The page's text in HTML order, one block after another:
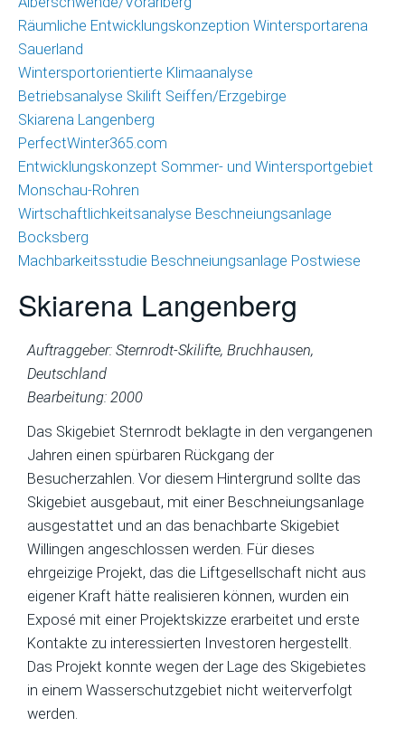
Räumliche Entwicklungskonzeption Wintersportarena
Sauerland
Wintersportorientierte Klimaanalyse
Betriebsanalyse Skilift Seiffen/Erzgebirge
Skiarena Langenberg
PerfectWinter365.com
Entwicklungskonzept Sommer- und Wintersportgebiet
Monschau-Rohren
Wirtschaftlichkeitsanalyse Beschneiungsanlage
Bocksberg
Machbarkeitsstudie Beschneiungsanlage Postwiese
Skiarena Langenberg
Auftraggeber: Sternrodt-Skilifte, Bruchhausen,
Deutschland
Bearbeitung: 2000
Das Skigebiet Sternrodt beklagte in den vergangenen
Jahren einen spürbaren Rückgang der
Besucherzahlen. Vor diesem Hintergrund sollte das
Skigebiet ausgebaut, mit einer Beschneiungsanlage
ausgestattet und an das benachbarte Skigebiet
Willingen angeschlossen werden. Für dieses
ehrgeizige Projekt, das die Liftgesellschaft nicht aus
eigener Kraft hätte realisieren können, wurden ein
Exposé mit einer Projektskizze erarbeitet und erste
Kontakte zu interessierten Investoren hergestellt.
Das Projekt konnte wegen der Lage des Skigebietes
in einem Wasserschutzgebiet nicht weiterverfolgt
werden.